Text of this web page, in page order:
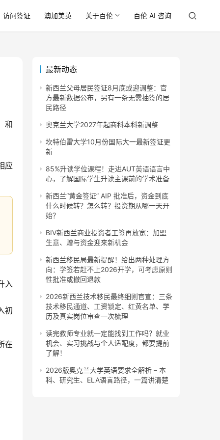
访问签证 澳加美英 关于百伦 百伦 AI 咨询
和
应
入
初
在
最新动态
新西兰父母居民签证8月底或迎调整：官
方最新数据公布，另有一条无需抽签的居
民路径
奥克兰大学2027年起商科本科新调整
坎特伯雷大学10月份国际大一最新签证更
新
85%升读学位课程！走进AUT英语语言中
心，了解国际学生升读主课前的学术准备
新西兰“黄金签证” AIP 批准后，资金到底
什么时候转？怎么转？投资期从哪一天开
始？
BIV新西兰商业投资者工签再放宽：加盟
生意、赠与资金迎来新机会
新西兰移民局最新提醒！给出两种处理方
向：学签若赶不上2026开学，可考虑原则
性批准或撤回退款
2026新西兰技术移民最终细则官宣：三条
技术移民通道、工资锁定、红黄名单、学
历及真实岗位审查一次梳理
读完教师专业就一定能找到工作吗？就业
机会、实习挑战与个人适配度，都要提前
了解！
2026版奥克兰大学英语要求全解析 – 本
科、研究生、ELA语言路径，一篇讲清楚